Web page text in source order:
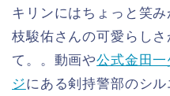
キリンにはちょっと笑
枝駿佑さんの可愛らし
て。。動画や公式金田
ジにある剣持警部のシ